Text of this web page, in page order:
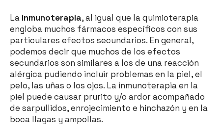
La inmunoterapia, al igual que la quimioterapia
engloba muchos fármacos específicos con sus
particulares efectos secundarios. En general,
podemos decir que muchos de los efectos
secundarios son similares a los de una reacción
alérgica pudiendo incluir problemas en la piel, el
pelo, las uñas o los ojos. La inmunoterapia en la
piel puede causar prurito y/o ardor acompañado
de sarpullidos, enrojecimiento e hinchazón y en la
boca llagas y ampollas.